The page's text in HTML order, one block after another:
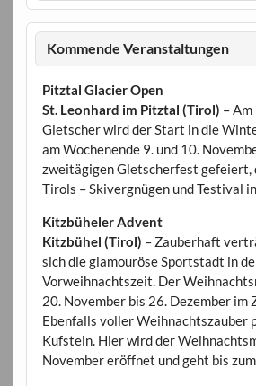
Kommende Veranstaltungen
Pitztal Glacier Open
St. Leonhard im Pitztal (Tirol) –
Gletscher wird der Start in die
am Wochenende 9. und 10.
zweitägigen Gletscherfest gefeiert,
Tirols – Skivergnügen und Testival
Kitzbüheler Advent
Kitzbühel (Tirol) – Zauberhaft
sich die glamouröse Sportstadt in
Vorweihnachtszeit. Der
20. November bis 26. Dezember im
Ebenfalls voller Weihnachtszauber
Kufstein. Hier wird der
November eröffnet und geht bis